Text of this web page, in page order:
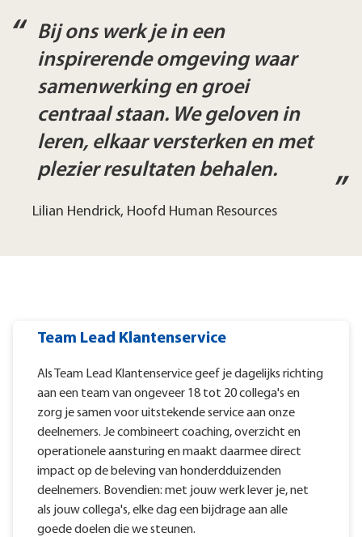
Bij ons werk je in een
inspirerende omgeving waar
samenwerking en groei
centraal staan. We geloven in
leren, elkaar versterken en met
plezier resultaten behalen.
Lilian Hendrick, Hoofd Human Resources
Team Lead Klantenservice
Als Team Lead Klantenservice geef je dagelijks richting
aan een team van ongeveer 18 tot 20 collega's en
zorg je samen voor uitstekende service aan onze
deelnemers. Je combineert coaching, overzicht en
operationele aansturing en maakt daarmee direct
impact op de beleving van honderdduizenden
deelnemers. Bovendien: met jouw werk lever je, net
als jouw collega's, elke dag een bijdrage aan alle
goede doelen die we steunen.